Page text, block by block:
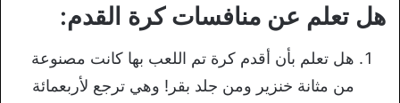
هل تعلم عن منافسات كرة القدم:
هل تعلم بأن أقدم كرة تم اللعب بها كانت مصنوعة
من مثانة خنزير ومن جلد بقر! وهي ترجع لأربعمائة